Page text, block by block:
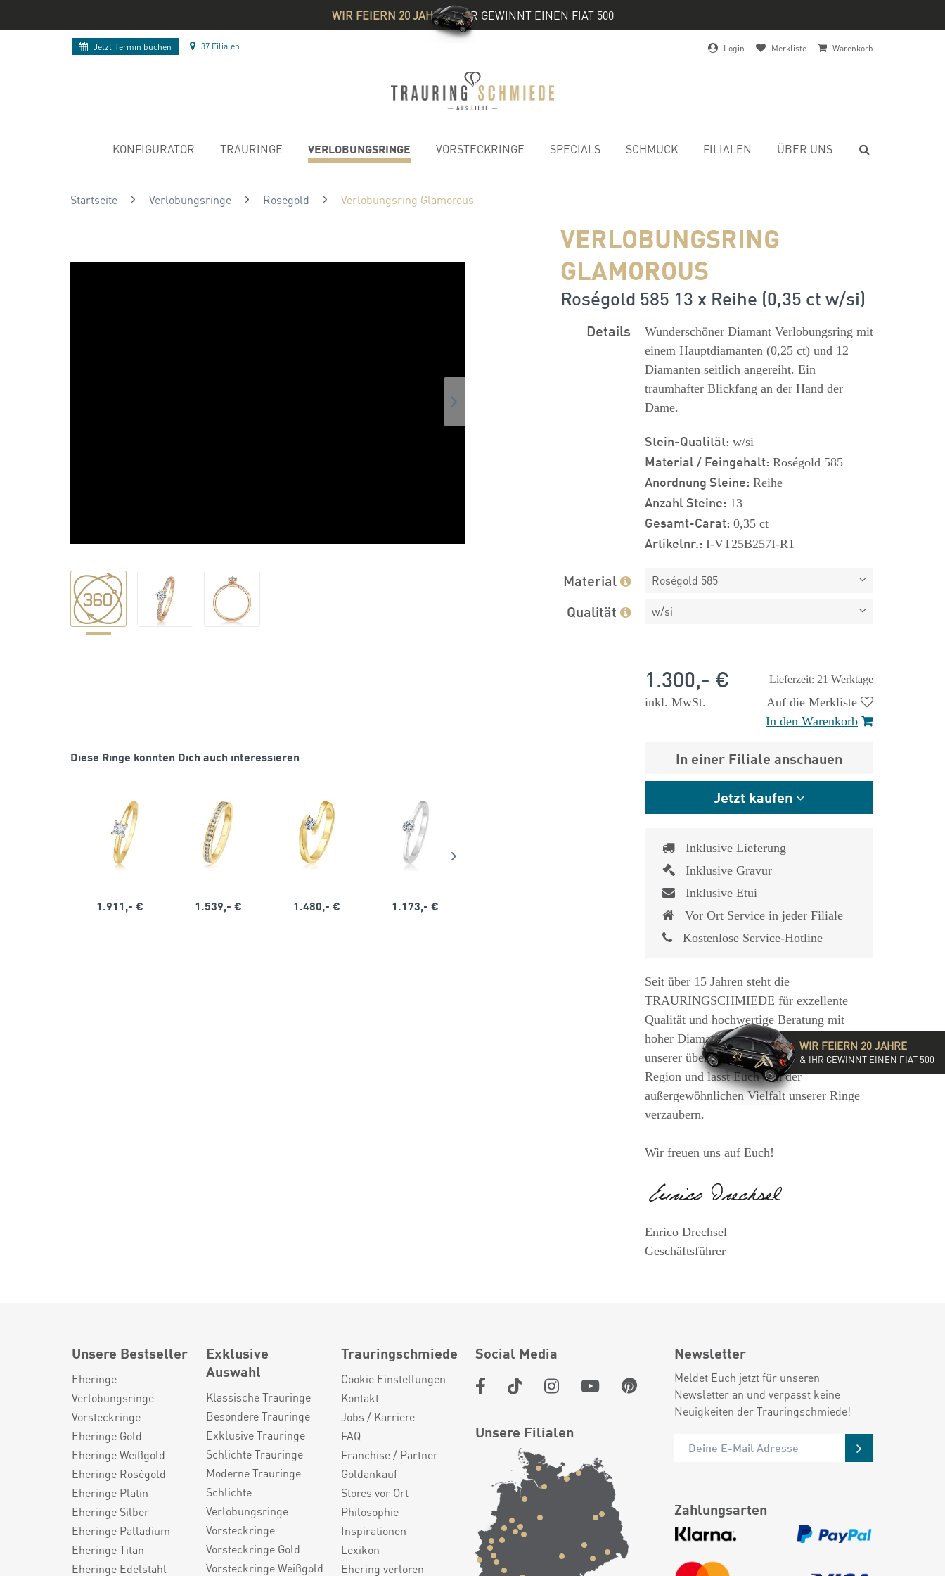
WIR FEIERN 20 JAHRE& IHR GEWINNT EINEN FIAT 500
Jetzt Termin buchen 37 Filialen Login Merkliste Warenkorb
KONFIGURATOR TRAURINGE VERLOBUNGSRINGE VORSTECKRINGE SPECIALS SCHMUCK FILIALEN ÜBER UNS
Startseite Verlobungsringe Roségold Verlobungsring Glamorous
VERLOBUNGSRING
GLAMOROUS
Roségold 585 13 x Reihe (0,35 ct w/si)
Diese Ringe könnten Dich auch interessieren
1.911,- € 1.539,- € 1.480,- € 1.173,- €
Details
Wunderschöner Diamant Verlobungsring mit
einem Hauptdiamanten (0,25 ct) und 12
Diamanten seitlich angereiht. Ein
traumhafter Blickfang an der Hand der
Dame.
Stein-Qualität: w/si
Material / Feingehalt: Roségold 585
Anordnung Steine: Reihe
Anzahl Steine: 13
Gesamt-Carat: 0,35 ct
Artikelnr.: I-VT25B257I-R1
Material Roségold 585
Qualität w/si
Lieferzeit: 21 Werktage
1.300,- €
inkl. MwSt.
Auf die Merkliste
In den Warenkorb
In einer Filiale anschauen
Jetzt kaufen
Inklusive Lieferung
Inklusive Gravur
Inklusive Etui
Vor Ort Service in jeder Filiale
Kostenlose Service-Hotline
Seit über 15 Jahren steht die
TRAURINGSCHMIEDE für exzellente
Qualität und hochwertige Beratung mit
hoher Diamantkompetenz. Besucht eine
unserer über 35 Filialen in der DACH-
Region und lasst Euch von der
außergewöhnlichen Vielfalt unserer Ringe
verzaubern.
Wir freuen uns auf Euch!
Enrico Drechsel
Geschäftsführer
Unsere Bestseller
Eheringe
Verlobungsringe
Vorsteckringe
Eheringe Gold
Eheringe Weißgold
Eheringe Roségold
Eheringe Platin
Eheringe Silber
Eheringe Palladium
Eheringe Titan
Eheringe Edelstahl
Exklusive
Auswahl
Klassische Trauringe
Besondere Trauringe
Exklusive Trauringe
Schlichte Trauringe
Moderne Trauringe
Schlichte
Verlobungsringe
Vorsteckringe
Vorsteckringe Gold
Vorsteckringe Weißgold
Trauringschmiede
Cookie Einstellungen
Kontakt
Jobs / Karriere
FAQ
Franchise / Partner
Goldankauf
Stores vor Ort
Philosophie
Inspirationen
Lexikon
Ehering verloren
Social Media
Unsere Filialen
Newsletter
Meldet Euch jetzt für unseren
Newsletter an und verpasst keine
Neuigkeiten der Trauringschmiede!
Zahlungsarten
WIR FEIERN 20 JAHRE
& IHR GEWINNT EINEN FIAT 500